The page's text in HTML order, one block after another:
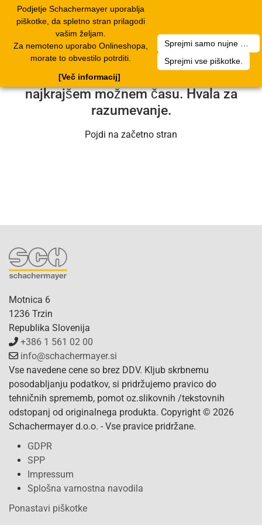
Podjetje Schachermayer uporablja
piškotke, da spletno stran prilagodi
vašim željam.
Za nemoteno uporabo Onlineshopa,
morate to obvestilo potrditi.
Sprejmi vse piškotke.
[Več informacij]
navigation
Na žalost je prišlo do tehnične težave.
Naša tehnična služba bo težavo rešila v
najkrajšem možnem času. Hvala za
razumevanje.
Pojdi na začetno stran
Motnica 6
1236 Trzin
Republika Slovenija
+386 1 561 02 00
info@schachermayer.si
Vse navedene cene so brez DDV. Kljub skrbnemu
posodabljanju podatkov, si pridržujemo pravico do
tehničnih sprememb, pomot oz.slikovnih /tekstovnih
odstopanj od originalnega produkta. Copyright © 2026
Schachermayer d.o.o. - Vse pravice pridržane.
GDPR
SPP
Impressum
Splošna varnostna navodila
Ponastavi piškotke